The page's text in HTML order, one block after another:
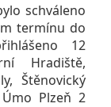
schváleno
termínu do
12
Hradiště,
Štěnovický
Plzeň 2